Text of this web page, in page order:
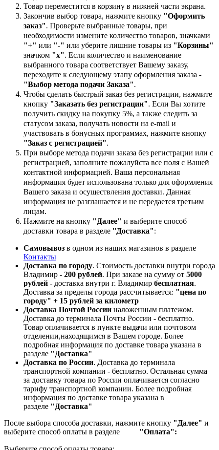
Товар переместится в корзину в нижней части экрана.
Закончив выбор товара, нажмите кнопку "Оформить
заказ". Проверьте выбранные товары, при
необходимости измените количество товаров, значками
"+" или "-" или уберите лишние товары из "Корзины"
значком "х". Если количество и наименование
выбранного товара соответствует Вашему заказу,
переходите к следующему этапу оформления заказа -
"Выбор метода подачи Заказа".
Чтобы сделать быстрый заказ без регистрации, нажмите
кнопку "Заказать без регистрации". Если Вы хотите
получить скидку на покупку 5%, а также следить за
статусом заказа, получать новости на e-mail и
участвовать в бонусных программах, нажмите кнопку
"Заказ с регистрацией".
При выборе метода подачи заказа без регистрации или с
регистрацией, заполните пожалуйста все поля с Вашей
контактной информацией. Ваша персональная
информация будет использована только для оформления
Вашего заказа и осуществления доставки. Данная
информация не разглашается и не передается третьим
лицам.
Нажмите на кнопку "Далее" и выберите способ
доставки товара в разделе ''Доставка":
Самовывоз в одном из наших магазинов в разделе
Контакты
Доставка по городу. Стоимость доставки внутри города
Владимир - 200 рублей. При заказе на сумму от 5000
рублей - доставка внутри г. Владимир бесплатная.
Доставка за пределы города рассчитывается: "цена по
городу" + 15 рублей за километр
Доставка Почтой России наложенным платежом.
Доставка до терминала Почты России - бесплатно.
Товар оплачивается в пункте выдачи или почтовом
отделении,находящимся в Вашем городе. Более
подробная информация по доставке товара указана в
разделе "Доставка"
Доставка по России. Доставка до терминала
транспортной компании - бесплатно. Остальная сумма
за доставку товара по России оплачивается согласно
тарифу транспортной компании. Более подробная
информация по доставке товара указана в
разделе "Доставка"
После выбора способа доставки, нажмите кнопку "Далее" и
выберите способ оплаты в разделе "Оплата":